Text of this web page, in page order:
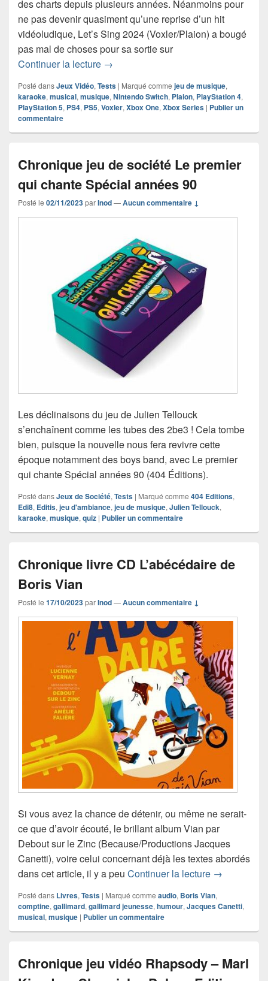
des charts depuis plusieurs années. Néanmoins pour
ne pas devenir quasiment qu’une reprise d’un hit
vidéoludique, Let’s Sing 2024 (Voxler/Plaion) a bougé
pas mal de choses pour sa sortie sur
Continuer la lecture Chronique jeu vidéo Let’s Sing 2024
→
Posté dansJeux Vidéo, Tests | Marqué comme jeu de musique,
karaoke, musical, musique, Nintendo Switch, Plaion, PlayStation 4,
PlayStation 5, PS4, PS5, Voxler, Xbox One, Xbox Series | Publier un
commentaire
Chronique jeu de société Le premier
qui chante Spécial années 90
Posté le 02/11/2023parInod—Aucun commentaire ↓
Les déclinaisons du jeu de Julien Tellouck
s’enchaînent comme les tubes des 2be3 ! Cela tombe
bien, puisque la nouvelle nous fera revivre cette
époque notamment des boys band, avec Le premier
qui chante Spécial années 90 (404 Éditions).
Posté dansJeux de Société, Tests | Marqué comme 404 Editions,
Edi8, Editis, jeu d'ambiance, jeu de musique, Julien Tellouck,
karaoke, musique, quiz | Publier un commentaire
Chronique livre CD L’abécédaire de
Boris Vian
Posté le 17/10/2023parInod—Aucun commentaire ↓
Si vous avez la chance de détenir, ou même ne serait-
ce que d’avoir écouté, le brillant album Vian par
Debout sur le Zinc (Because/Productions Jacques
Canetti), voire celui concernant déjà les textes abordés
dans cet article, il y a peu Continuer la lecture Chronique
→
Posté dans Livres, Tests | Marqué comme audio, Boris Vian,
comptine, gallimard, gallimard jeunesse, humour, Jacques Canetti,
musical, musique | Publier un commentaire
Chronique jeu vidéo Rhapsody – Marl